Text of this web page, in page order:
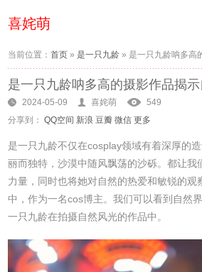
喜姹萌
当前位置：首页 »是一只九龄 » 是一只九龄呐多高
奥秘
是一只九龄呐多高的摄影作品揭
2024-05-09 喜姹萌
549
分享到： QQ空间 新浪 豆瓣 微信 更多
是一只九龄不仅在cosplay领域有着深厚的
丽而独特，沙漠中随风飘荡的沙砾。都让我
力量，同时也将她对自然的热爱和敏锐的观
中，作为一名cos博主。我们可以看到自然
一只九龄在拍摄自然风光的作品中。